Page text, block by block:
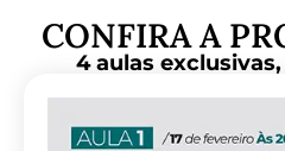
CONFIRA A
4 aulas exclusivas,